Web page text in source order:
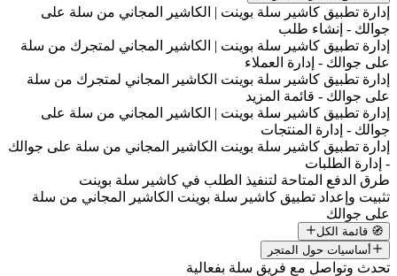
إدارة تطبيق كاشير سلة بوينت | الكاشير المجاني من سلة على
جوالك - إنشاء طلب
إدارة تطبيق كاشير سلة بوينت | الكاشير المجاني لمتجرك من سلة
على جوالك - إدارة العملاء
إدارة تطبيق كاشير سلة بوينت الكاشير المجاني لمتجرك من سلة
على جوالك - قائمة المزيد
إدارة تطبيق كاشير سلة بوينت | الكاشير المجاني من سلة على
جوالك - إدارة المنتجات
إدارة تطبيق كاشير سلة بوينت الكاشير المجاني من سلة على جوالك
- إدارة الطلبات
طرق الدفع المتاحة لتنفيذ الطلب في كاشير سلة بوينت
تثبيت وإعداد تطبيق كاشير سلة بوينت الكاشير المجاني من سلة
على جوالك
🧭 قائمة الكل
أساسيات حول المتجر
تحدث وتواصل مع فريق سلة بفعالية